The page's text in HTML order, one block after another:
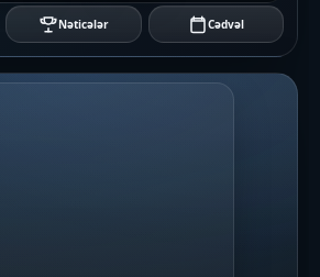
Nəticələr Cədvəl